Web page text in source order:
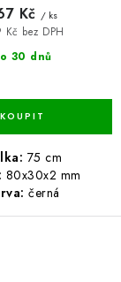
30 dnů
bez DPH
Kč / ks
75 cm
80x30x2 mm
černá